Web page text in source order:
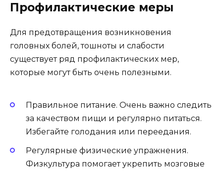
Профилактические меры
Для предотвращения возникновения
головных болей, тошноты и слабости
существует ряд профилактических мер,
которые могут быть очень полезными.
Правильное питание. Очень важно следить
за качеством пищи и регулярно питаться.
Избегайте голодания или переедания.
Регулярные физические упражнения.
Физкультура помогает укрепить мозговые